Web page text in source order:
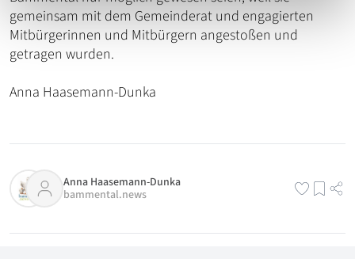
gemeinsam mit dem Gemeinderat und engagierten
Mitbürgerinnen und Mitbürgern angestoßen und
getragen wurden.
Anna Haasemann-Dunka
Anna Haasemann-Dunka
bammental.news